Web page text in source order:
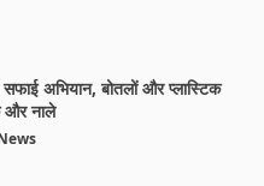
अभियान, बोतलों और प्लास्टिक
और नाले